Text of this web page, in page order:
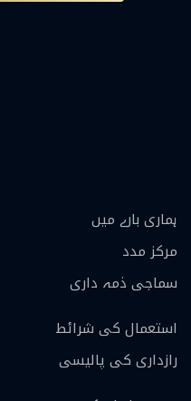
ہماری بارے ميں
مرکز مدد
سماجی ذمہ داری
استعمال کی شرائط
رازداری کی پالیسی